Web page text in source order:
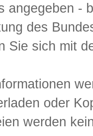
angegeben -
des
Sie sich mit
oder
werden